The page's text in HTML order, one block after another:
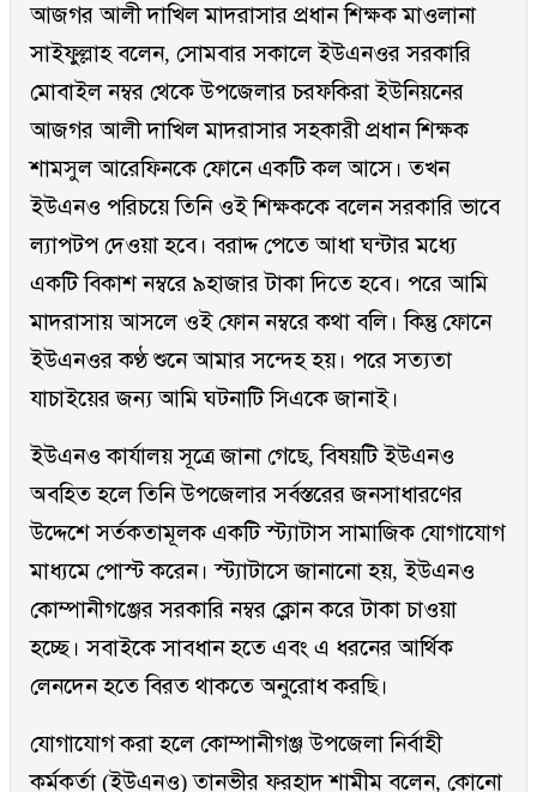
আজগর আলী দাখিল মাদরাসার প্রধান শিক্ষক মাওলানা
সাইফুল্লাহ বলেন, সোমবার সকালে ইউএনওর সরকারি
মোবাইল নম্বর থেকে উপজেলার চরফকিরা ইউনিয়নের
আজগর আলী দাখিল মাদরাসার সহকারী প্রধান শিক্ষক
শামসুল আরেফিনকে ফোনে একটি কল আসে। তখন
ইউএনও পরিচয়ে তিনি ওই শিক্ষককে বলেন সরকারি ভাবে
ল্যাপটপ দেওয়া হবে। বরাদ্দ পেতে আধা ঘন্টার মধ্যে
একটি বিকাশ নম্বরে ৯হাজার টাকা দিতে হবে। পরে আমি
মাদরাসায় আসলে ওই ফোন নম্বরে কথা বলি। কিন্তু ফোনে
ইউএনওর কণ্ঠ শুনে আমার সন্দেহ হয়। পরে সত্যতা
যাচাইয়ের জন্য আমি ঘটনাটি সিএকে জানাই।
ইউএনও কার্যালয় সূত্রে জানা গেছে, বিষয়টি ইউএনও
অবহিত হলে তিনি উপজেলার সর্বস্তরের জনসাধারণের
উদ্দেশে সর্তকতামূলক একটি স্ট্যাটাস সামাজিক যোগাযোগ
মাধ্যমে পোস্ট করেন। স্ট্যাটাসে জানানো হয়, ইউএনও
কোম্পানীগঞ্জের সরকারি নম্বর ক্লোন করে টাকা চাওয়া
হচ্ছে। সবাইকে সাবধান হতে এবং এ ধরনের আর্থিক
লেনদেন হতে বিরত থাকতে অনুরোধ করছি।
যোগাযোগ করা হলে কোম্পানীগঞ্জ উপজেলা নির্বাহী
কর্মকর্তা (ইউএনও) তানভীর ফরহাদ শামীম বলেন, কোনো